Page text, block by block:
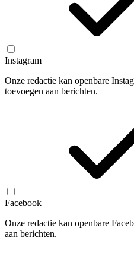
Instagram
Onze redactie kan openbare
toevoegen aan berichten.
Facebook
Onze redactie kan openbare
aan berichten.